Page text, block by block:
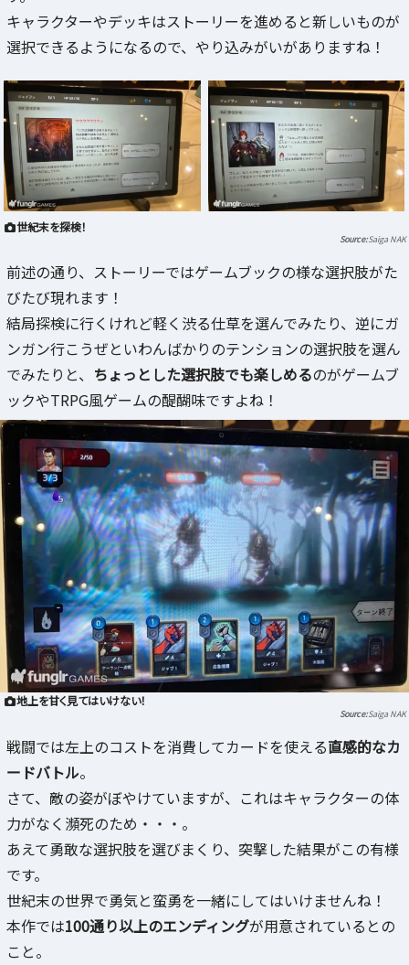
キャラクターやデッキはストーリーを進めると新しいものが
選択できるようになるので、やり込みがいがありますね！
世紀末を探検！
Saiga NAK
前述の通り、ストーリーではゲームブックの様な選択肢がた
びたび現れます！
結局探検に行くけれど軽く渋る仕草を選んでみたり、逆にガ
ンガン行こうぜといわんばかりのテンションの選択肢を選ん
でみたりと、 ちょっとした選択肢でも楽しめるのがゲームブ
ックやTRPG風ゲームの醍醐味ですよね！
地上を甘く見てはいけない！
Saiga NAK
戦闘では左上のコストを消費してカードを使える直感的なカ
ードバトル。
さて、敵の姿がぼやけていますが、これはキャラクターの体
力がなく瀕死のため・・・。
あえて勇敢な選択肢を選びまくり、突撃した結果がこの有様
です。
世紀末の世界で勇気と蛮勇を一緒にしてはいけませんね！
本作では100通り以上のエンディングが用意されているとの
こと。